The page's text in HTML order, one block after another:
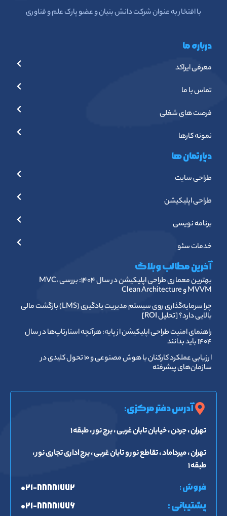
درباره ما
معرفی ایراکد
تماس با ما
فرصت های شغلی
نمونه کارها
دپارتمان ها
طراحی سایت
طراحی اپلیکیشن
برنامه نویسی
خدمات سئو
آخرین مطالب وبلاگ
بهترین معماری طراحی اپلیکیشن در سال ۱۴۰۴: بررسی MVC،
MVVM و Clean Architecture
چرا سرمایه‌گذاری روی سیستم مدیریت یادگیری (LMS) بازگشت مالی
بالایی دارد؟ [تحلیل ROI]
راهنمای امنیت طراحی اپلیکیشن از پایه: هرآنچه استارتاپ‌ها در سال
۱۴۰۴ باید بدانند
ارزیابی عملکرد کارکنان با هوش مصنوعی و ۱۰ تحول کلیدی در
سازمان‌های پیشرفته
آدرس دفتر مرکزی:
تهران ، جردن ، خیابان تابان غربی ، برج نور ، طبقه ۱
تهران ، میرداماد ، تقاطع نور و تابان غربی ، برج اداری تجاری نور ،
طبقه ۱
فروش :
پشتیبانی :
۰۲۱-۸۸۸۸۱۷۷۲
۰۲۱-۸۸۸۸۱۷۷۶
با افتخار به عنوان شرکت دانش بنیان و عضو پارک علم و فناوری